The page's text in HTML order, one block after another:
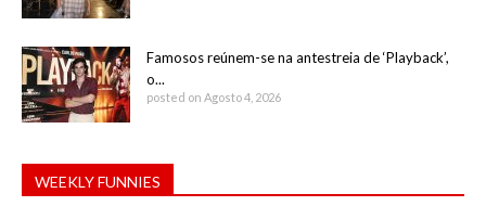
Famosos reúnem-se na antestreia de ‘Playback’,
o...
posted on Agosto 4, 2026
WEEKLY FUNNIES